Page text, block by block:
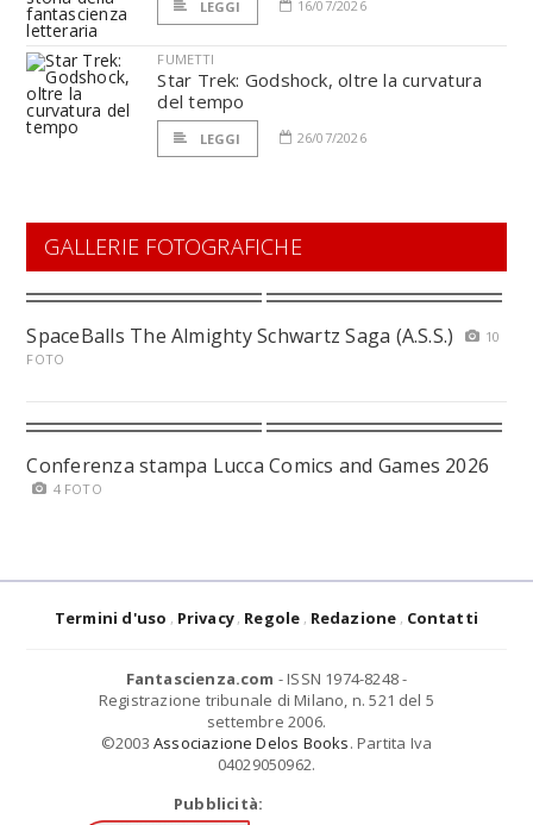
LEGGI 16/07/2026
FUMETTI
Star Trek: Godshock, oltre la curvatura
del tempo
LEGGI 26/07/2026
GALLERIE FOTOGRAFICHE
SpaceBalls The Almighty Schwartz Saga (A.S.S.)
10
FOTO
Conferenza stampa Lucca Comics and Games 2026
4 FOTO
Termini d'uso Privacy Regole Redazione Contatti
Fantascienza.com - ISSN 1974-8248 -
Registrazione tribunale di Milano, n. 521 del 5
settembre 2006.
©2003 Associazione Delos Books. Partita Iva
04029050962.
Pubblicità: